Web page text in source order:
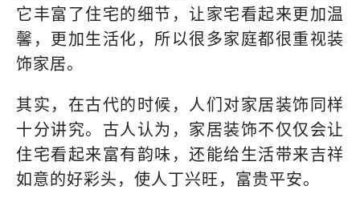
它丰富了住宅的细节，让家宅看起来更加温
馨，更加生活化，所以很多家庭都很重视装
饰家居。
其实，在古代的时候，人们对家居装饰同样
十分讲究。古人认为，家居装饰不仅仅会让
住宅看起来富有韵味，还能给生活带来吉祥
如意的好彩头，使人丁兴旺，富贵平安。